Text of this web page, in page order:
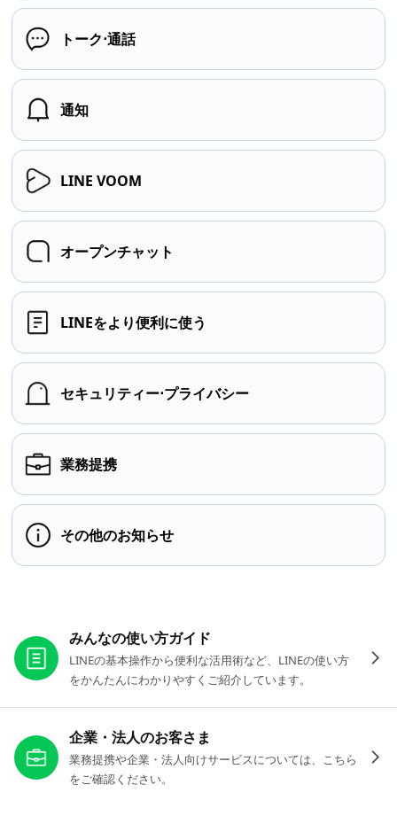
トーク⋅通話
通知
LINE VOOM
オープンチャット
LINEをより便利に使う
セキュリティー⋅プライバシー
業務提携
その他のお知らせ
みんなの使い方ガイド
LINEの基本操作から便利な活用術など、LINEの使い方
をかんたんにわかりやすくご紹介しています。
企業・法人のお客さま
業務提携や企業・法人向けサービスについては、こちら
をご確認ください。